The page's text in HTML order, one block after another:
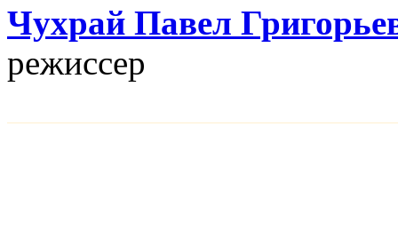
Чухрай Павел
режисcер